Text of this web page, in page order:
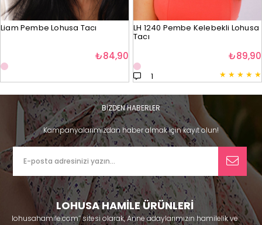
Liam Pembe Lohusa Tacı
₺84,90
LH 1240 Pembe Kelebekli Lohusa
Tacı
★ ★ ★ ★ ★
1
₺89,90
BİZDEN HABERLER
Kampanyalarımızdan haber almak için kayıt olun!
LOHUSA HAMİLE ÜRÜNLERİ
lohusahamile.com’’ sitesi olarak, Anne adaylarımızın hamilelik ve